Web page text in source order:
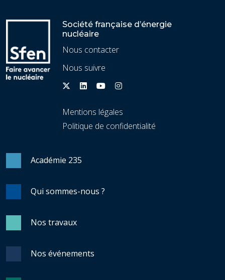
Société française d’énergie
nucléaire
Nous contacter
Nous suivre
Mentions légales
Politique de confidentialité
Académie 235
Qui sommes-nous ?
Nos travaux
Nos événements